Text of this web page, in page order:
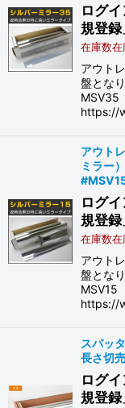
ログ
規登録
在庫数在
アウト
盤とな
MSV35
https://
アウト
ミラー
ログ
規登録
在庫数在
アウト
盤とな
MSV15
https://
スパッ
長さ切売
ログ
規登録